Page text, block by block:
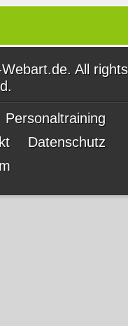
. All rights
Personaltraining
Datenschutz